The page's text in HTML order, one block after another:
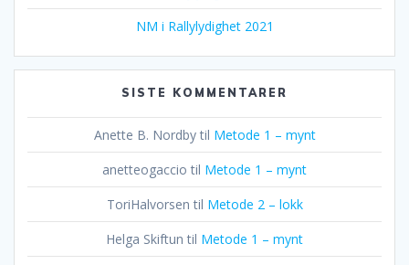
NM i Rallylydighet 2021
SISTE KOMMENTARER
Anette B. Nordbytil Metode 1 – mynt
anetteogaccio til Metode 1 – mynt
ToriHalvorsen til Metode 2 – lokk
Helga Skiftun til Metode 1 – mynt